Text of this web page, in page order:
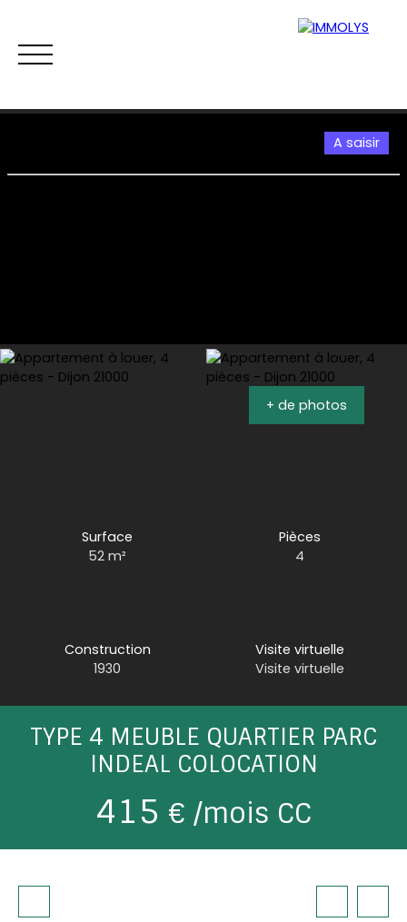
Estimation
A saisir
+ de photos
Surface
52m²
Pièces
4
Construction
1930
Visite virtuelle
Visite virtuelle
TYPE 4 MEUBLE QUARTIER PARC
INDEAL COLOCATION
415 € /mois CC